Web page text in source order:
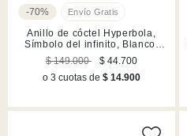
-70%
Anillo de cóctel Hyperbola,
Símbolo del infinito, Blanco,
Acabado en rodio
$ 149.000
$ 44.700
o 3 cuotas de $ 14.900